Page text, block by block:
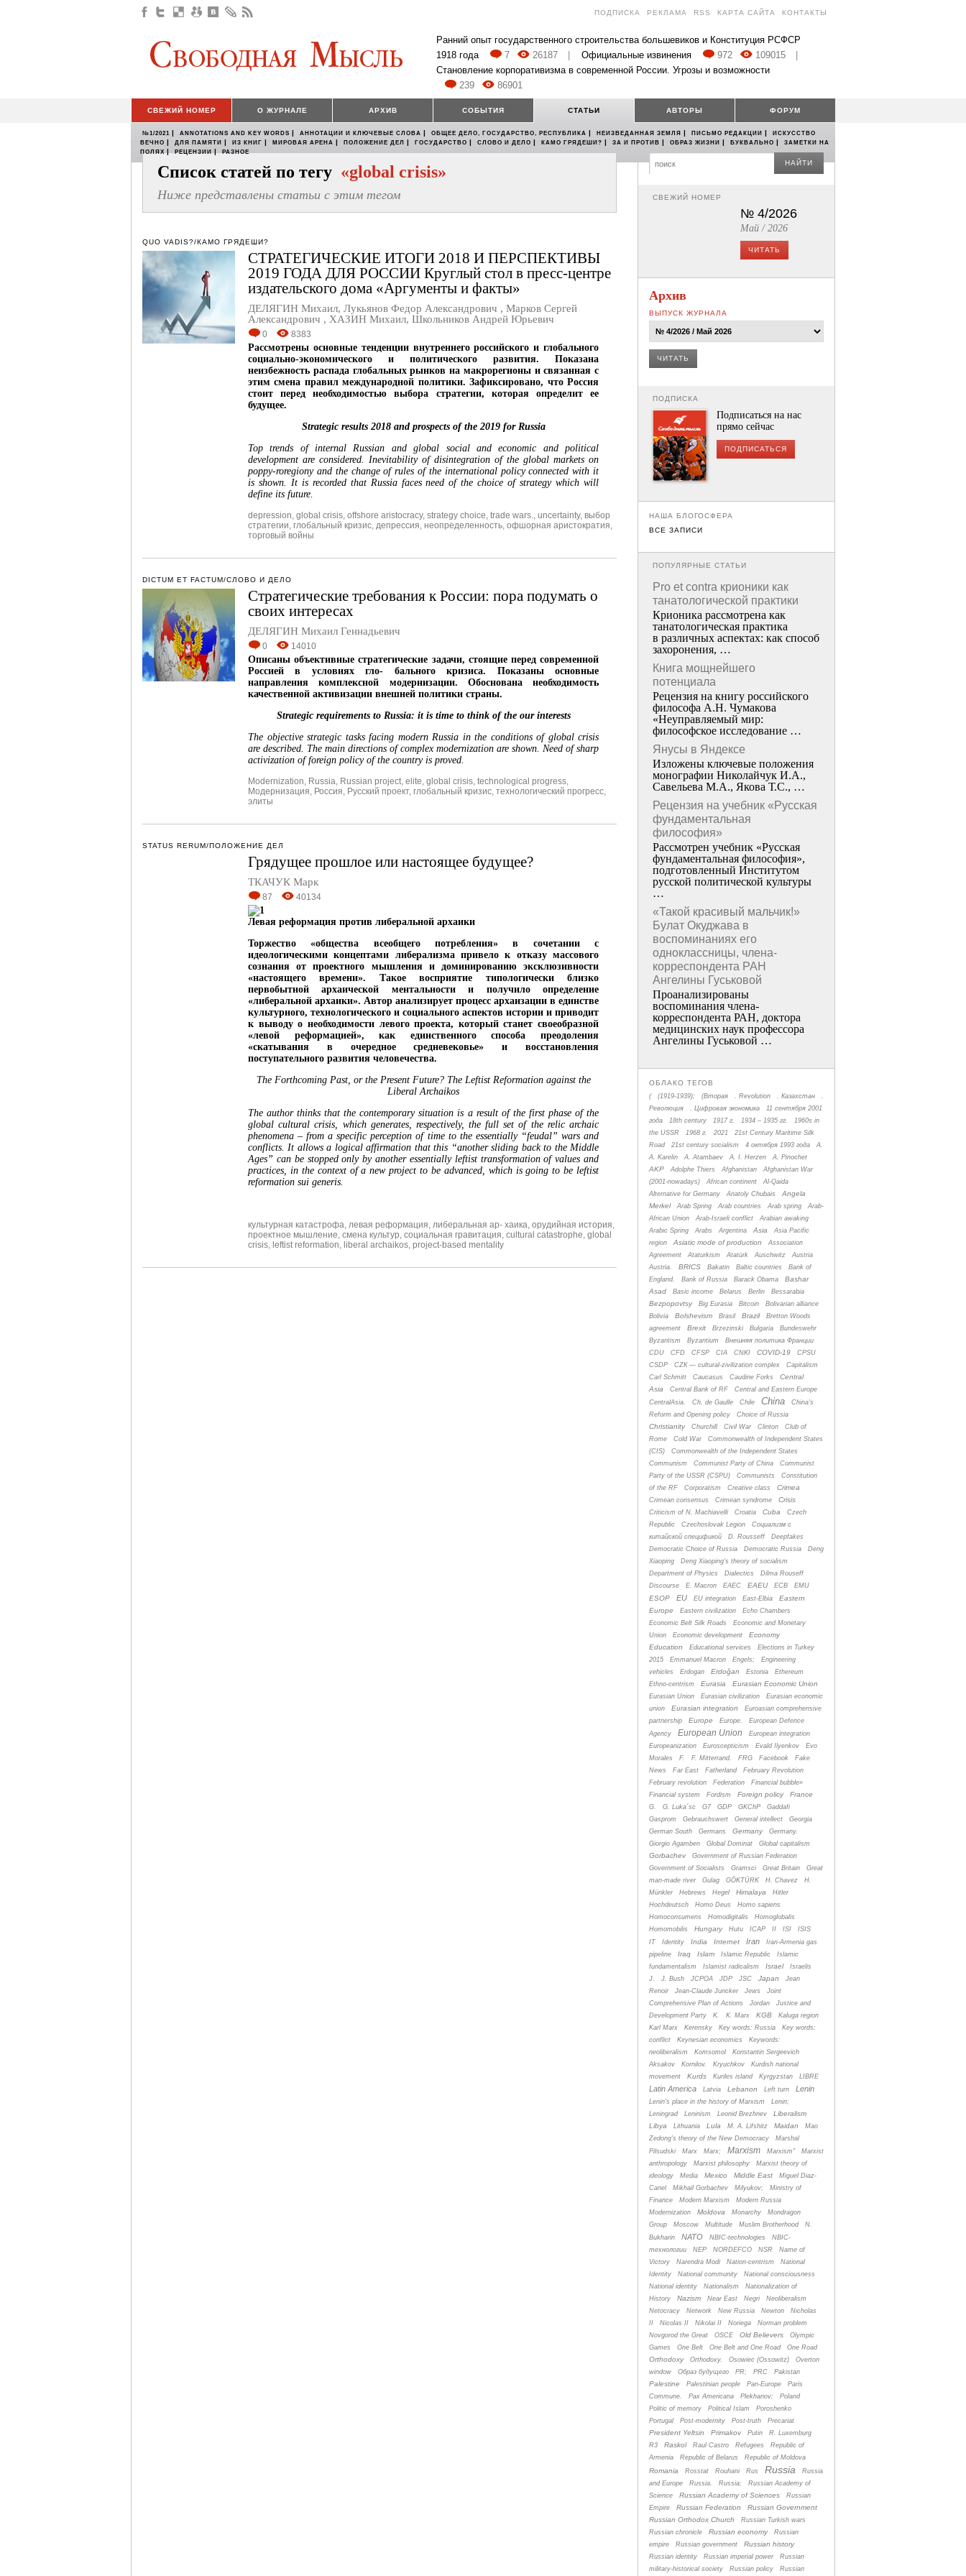
ПОДПИСКА РЕКЛАМА RSS КАРТА САЙТА КОНТАКТЫ
Ранний опыт государственного строительства большевиков и Конституция РСФСР
1918 года
7 26187 Официальные извинения 972 109015
Становление корпоративизма в современной России. Угрозы и возможности
239
86901
СВЕЖИЙ НОМЕР О ЖУРНАЛЕ АРХИВ СОБЫТИЯ СТАТЬИ АВТОРЫ ФОРУМ
№1/2021 | ANNOTATIONS AND KEY WORDS | АННОТАЦИИ И КЛЮЧЕВЫЕ СЛОВА | ОБЩЕЕ ДЕЛО, ГОСУДАРСТВО, РЕСПУБЛИКА | НЕИЗВЕДАННАЯ ЗЕМЛЯ | ПИСЬМО РЕДАКЦИИ |
ИСКУССТВО
ВЕЧНО | ДЛЯ ПАМЯТИ | ИЗ КНИГ | МИРОВАЯ АРЕНА | ПОЛОЖЕНИЕ ДЕЛ | ГОСУДАРСТВО | СЛОВО И ДЕЛО | КАМО ГРЯДЕШИ? | ЗА И ПРОТИВ | ОБРАЗ ЖИЗНИ | БУКВАЛЬНО |
ЗАМЕТКИ НА
ПОЛЯХ | РЕЦЕНЗИИ | РАЗНОЕ
Список статей по тегу «global crisis»
Ниже представлены статьи с этим тегом
QUO VADIS?/КАМО ГРЯДЕШИ?
СТРАТЕГИЧЕСКИЕ ИТОГИ 2018 И ПЕРСПЕКТИВЫ
2019 ГОДА ДЛЯ РОССИИ Круглый стол в пресс-центре
издательского дома «Аргументы и факты»
ДЕЛЯГИН Михаил, Лукьянов Федор Александрович , Марков Сергей
Александрович , ХАЗИН Михаил, Школьников Андрей Юрьевич
0 8383
Рассмотрены основные тенденции внутреннего российского и глобального
социально-экономического и политического развития. Показана
неизбежность распада глобальных рынков на макрорегионы и связанная с
этим смена правил международной политики. Зафиксировано, что Россия
стоит перед необходимостью выбора стратегии, которая определит ее
будущее.
Strategic results 2018 and prospects of the 2019 for Russia
Top trends of internal Russian and global social and economic and political
development are considered. Inevitability of disintegration of the global markets on
poppy-roregiony and the change of rules of the international policy connected with it
is shown. It is recorded that Russia faces need of the choice of strategy which will
define its future.
depression, global crisis, offshore aristocracy, strategy choice, trade wars., uncertainty, выбор
стратегии, глобальный кризис, депрессия, неопределенность, офшорная аристократия,
торговый войны
DICTUM ET FACTUM/СЛОВО И ДЕЛО
Стратегические требования к России: пора подумать о
своих интересах
ДЕЛЯГИН Михаил Геннадьевич
0 14010
Описаны объективные стратегические задачи, стоящие перед современной
Россией в условиях гло- бального кризиса. Показаны основные
направления комплексной модернизации. Обоснована необходимость
качественной активизации внешней политики страны.
Strategic requirements to Russia: it is time to think of the our interests
The objective strategic tasks facing modern Russia in the conditions of global crisis
are described. The main directions of complex modernization are shown. Need of sharp
activization of foreign policy of the country is proved.
Modernization, Russia, Russian project, elite, global crisis, technological progress,
Модернизация, Россия, Русский проект, глобальный кризис, технологический прогресс,
элиты
STATUS RERUM/ПОЛОЖЕНИЕ ДЕЛ
Грядущее прошлое или настоящее будущее?
ТКАЧУК Марк
87 40134
Левая реформация против либеральной архаики
Торжество «общества всеобщего потребления» в сочетании с
идеологическими концептами либерализма привело к отказу массового
сознания от проектного мышления и доминированию эксклюзивности
«настоящего времени». Такое восприятие типологически близко
первобытной архаической ментальности и получило определение
«либеральной архаики». Автор анализирует процесс архаизации в единстве
культурного, технологического и социального аспектов истории и приводит
к выводу о необходимости левого проекта, который станет своеобразной
«левой реформацией», как единственного способа преодоления
«скатывания в очередное средневековье» и восстановления
поступательного развития человечества.
The Forthcoming Past, or the Present Future? The Leftist Reformation against the
Liberal Archaikos
The author thinks that the contemporary situation is a result of the first phase of the
global cultural crisis, which generates, respectively, the full set of the relic archaic
phenomena – from a specific perception of time to the essentially “feudal” wars and
conflicts. It allows a logical affirmation that this “another sliding back to the Middle
Ages” can be stopped only by another essentially leftist transformation of values and
practices, in the context of a new project to be advanced, which is going to be leftist
reformation sui generis.
культурная катастрофа, левая реформация, либеральная ар- хаика, орудийная история,
проектное мышление, смена культур, социальная гравитация, cultural catastrophe, global
crisis, leftist reformation, liberal archaikos, project-based mentality
НАЙТИ
СВЕЖИЙ НОМЕР
№ 4/2026
Май / 2026
ЧИТАТЬ
Архив
ВЫПУСК ЖУРНАЛА
ЧИТАТЬ
ПОДПИСКА
Подписаться на нас
прямо сейчас
ПОДПИСАТЬСЯ
НАША БЛОГОСФЕРА
ВСЕ ЗАПИСИ
ПОПУЛЯРНЫЕ СТАТЬИ
Pro et contra крионики как
танатологической практики
Крионика рассмотрена как
танатологическая практика
в различных аспектах: как способ
захоронения, …
Книга мощнейшего
потенциала
Рецензия на книгу российского
философа А.Н. Чумакова
«Неуправляемый мир:
философское исследование …
Янусы в Яндексе
Изложены ключевые положения
монографии Николайчук И.А.,
Савельева М.А., Якова Т.С., …
Рецензия на учебник «Русская
фундаментальная
философия»
Рассмотрен учебник «Русская
фундаментальная философия»,
подготовленный Институтом
русской политической культуры
…
«Такой красивый мальчик!»
Булат Окуджава в
воспоминаниях его
одноклассницы, члена-
корреспондента РАН
Ангелины Гуськовой
Проанализированы
воспоминания члена­
корреспондента РАН, доктора
медицинских наук профессора
Ангелины Гуськовой …
ОБЛАКО ТЕГОВ
( (1919-1939); (Вторая . Revolution . Казахстан
.
Революция
. Цифровая экономика
11 сентября 2001
года
18th century 1917 г. 1934 – 1935 гг.
1960s in
the USSR
1968 г. 2021
21st Century Maritime Silk
Road
21st century socialism 4 октября 1993 года
A.
A. Karelin
A. Atambaev A. I. Herzen A. Pinochet
AKP Adolphe Thiers Afghanistan
Afghanistan War
(2001-nowadays)
African continent
Al-Qaida
Alternative for Germany
Anatoly Chubais
Angela
Merkel
Arab Spring Arab countries Arab spring
Arab-
African Union
Arab-Israeli conflict
Arabian awaking
Arabic Spring
Arabs Argentina Asia
Asia Pacific
region
Asiatic mode of production
Association
Agreement
Ataturkism Atatürk Auschwitz
Austria
Austria.
BRICS Bakatin Baltic countries
Bank of
England.
Bank of Russia Barack Obama
Bashar
Asad
Basic income Belarus Berlin Bessarabia
Bezpopovtsy Big Eurasia Bitcoin
Bolivarian alliance
Bolivia
Bolshevism Brasil Brazil
Bretton Woods
agreement
Brexit Brzezinski Bulgaria
Bundeswehr
Byzantism
Byzantium
Bнешняя политика Франции
CDU
CFD CFSP CIA CNKI COVID-19
CPSU
CSDP
CZК — cultural-zivilization complex
Capitalism
Carl Schmitt
Caucasus Caudine Forks
Central
Asia
Central Bank of RF
Central and Eastern Europe
CentralAsia.
Ch. de Gaulle Chile China
China's
Reform and Opening policy
Choice of Russia
Christianity Churchill Civil War Clinton
Club of
Rome
Cold War
Commonwealth of Independent States
(CIS)
Commonwealth of the Independent States
Communism
Communist Party of China
Communist
Party of the USSR (CSPU)
Communists
Constitution
of the RF
Corporatism Creative class Crimea
Crimean consensus Crimean syndrome Crisis
Criticism of N. Machiavelli Croatia Cuba
Czech
Republic
Czechoslovak Legion
Cоциализм с
китайской спецификой
D. Rousseff
Deepfakes
Democratic Choice of Russia
Democratic Russia
Deng
Xiaoping
Deng Xiaoping's theory of socialism
Department of Physics
Dialectics
Dilma Rouseff
Discourse
E. Macron EAEC EAEU ECB EMU
ESOP EU EU integration East-Elbia
Eastern
Europe
Eastern civilization
Echo Chambers
Economic Belt Silk Roads
Economic and Monetary
Union
Economic development
Economy
Education
Educational services
Elections in Turkey
2015
Emmanuel Macron Engels;
Engineering
vehicles
Erdogan Erdoğan Estonia
Ethereum
Ethno-centrism
Eurasia Eurasian Economic Union
Eurasian Union Eurasian civilization
Eurasian economic
union
Eurasian integration
Euroasian comprehensive
partnership
Europe Europe.
European Defence
Agency
European Union
European integration
Europeanization
Euroscepticism Evald Ilyenkov
Evo
Morales
F. F. Mitterrand. FRG Facebook
Fake
News
Far East Fatherland
February Revolution
February revolution
Federation
Financial bubble»
Financial system
Fordism Foreign policy France
G. G. Luka´sc G7 GDP GKChP
Gaddafi
Gasprom
Gebrauchswert General intellect
Georgia
German South
Germans Germany
Germany.
Giorgio Agamben
Global Dominat Global capitalism
Gorbachev
Government of Russian Federation
Government of Socialists
Gramsci Great Britain
Great
man-made river
Gulag GÖKTÜRK H. Chavez
H.
Münkler
Hebrews Hegel Himalaya
Hitler
Hochdeutsch
Homo Deus
Homo sapiens
Homoconsumens
Homodigitalis
Homoglobalis
Homomobilis
Hungary Hutu ICAP II ISI
ISIS
IT
Identity India Internet Iran
Iran-Armenia gas
pipeline
Iraq Islam Islamic Republic
Islamic
fundamentalism
Islamist radicalism Israel
Israelis
J.
J. Bush JCPOA JDP JSC Japan
Jean
Renoir
Jean-Claude Juncker Jews
Joint
Comprehensive Plan of Actions
Jordan
Justice and
Development Party
K. K. Marx KGB
Kaluga region
Karl Marx
Kerensky Key words: Russia
Key words:
conflict
Keynesian economics
Keywords:
neoliberalism
Komsomol
Konstantin Sergeevich
Aksakov
Kornilov. Kryuchkov
Kurdish national
movement
Kurds Kuriles island Kyrgyzstan LIBRE
Latin America Latvia Lebanon Left turn Lenin
Lenin's place in the history of Marxism
Lenin;
Leningrad
Leninism Leonid Brezhnev
Liberalism
Libya
Lithuania Lula M. A. Lifshitz Maidan
Mao
Zedong's theory of the New Democracy
Marshal
Pilsudski
Marx Marx; Marxism Marxism”
Marxist
anthropology
Marxist philosophy
Marxist theory of
ideology
Media Mexico Middle East
Miguel Diaz-
Canel
Mikhail Gorbachev Milyukov;
Ministry of
Finance
Modern Marxism
Modern Russia
Modernization
Moldova Monarchy
Mondragon
Group
Moscow Multitude Muslim Brotherhood
N.
Bukharin
NATO NBIC-technologies
NBIC-
технологии
NEP NORDEFCO NSR
Name of
Victory
Narendra Modi Nation-centrism
National
Identity
National community
National consciousness
National identity
Nationalism
Nationalization of
History
Nazism Near East Negri
Neoliberalism
Netocracy
Network New Russia Newton
Nicholas
II
Nicolas II Nikolai II Noriega
Norman problem
Novgorod the Great
OSCE Old Believers
Olympic
Games
One Belt One Belt and One Road One Road
Orthodoxy Orthodoxy. Osowiec (Ossowitz)
Overton
window
Oбраз будущего PR; PRC Pakistan
Palestine Palestinian people Pan-Europe
Paris
Commune.
Pax Americana Plekhanov;
Poland
Politic of memory
Political Islam
Poroshenko
Portugal
Post-modernity Post-truth Precariat
President Yeltsin Primakov Putin
R. Luxemburg
R3
Raskol Raul Castro Refugees
Republic of
Armenia
Republic of Belarus Republic of Moldova
Romania Rosstat Rouhani Rus Russia
Russia
and Europe
Russia. Russia;
Russian Academy of
Science
Russian Academy of Sciences
Russian
Empire
Russian Federation
Russian Government
Russian Orthodox Church
Russian Turkish wars
Russian chronicle
Russian economy
Russian
empire
Russian government Russian history
Russian identity Russian imperial power
Russian
military-historical society
Russian policy Russian